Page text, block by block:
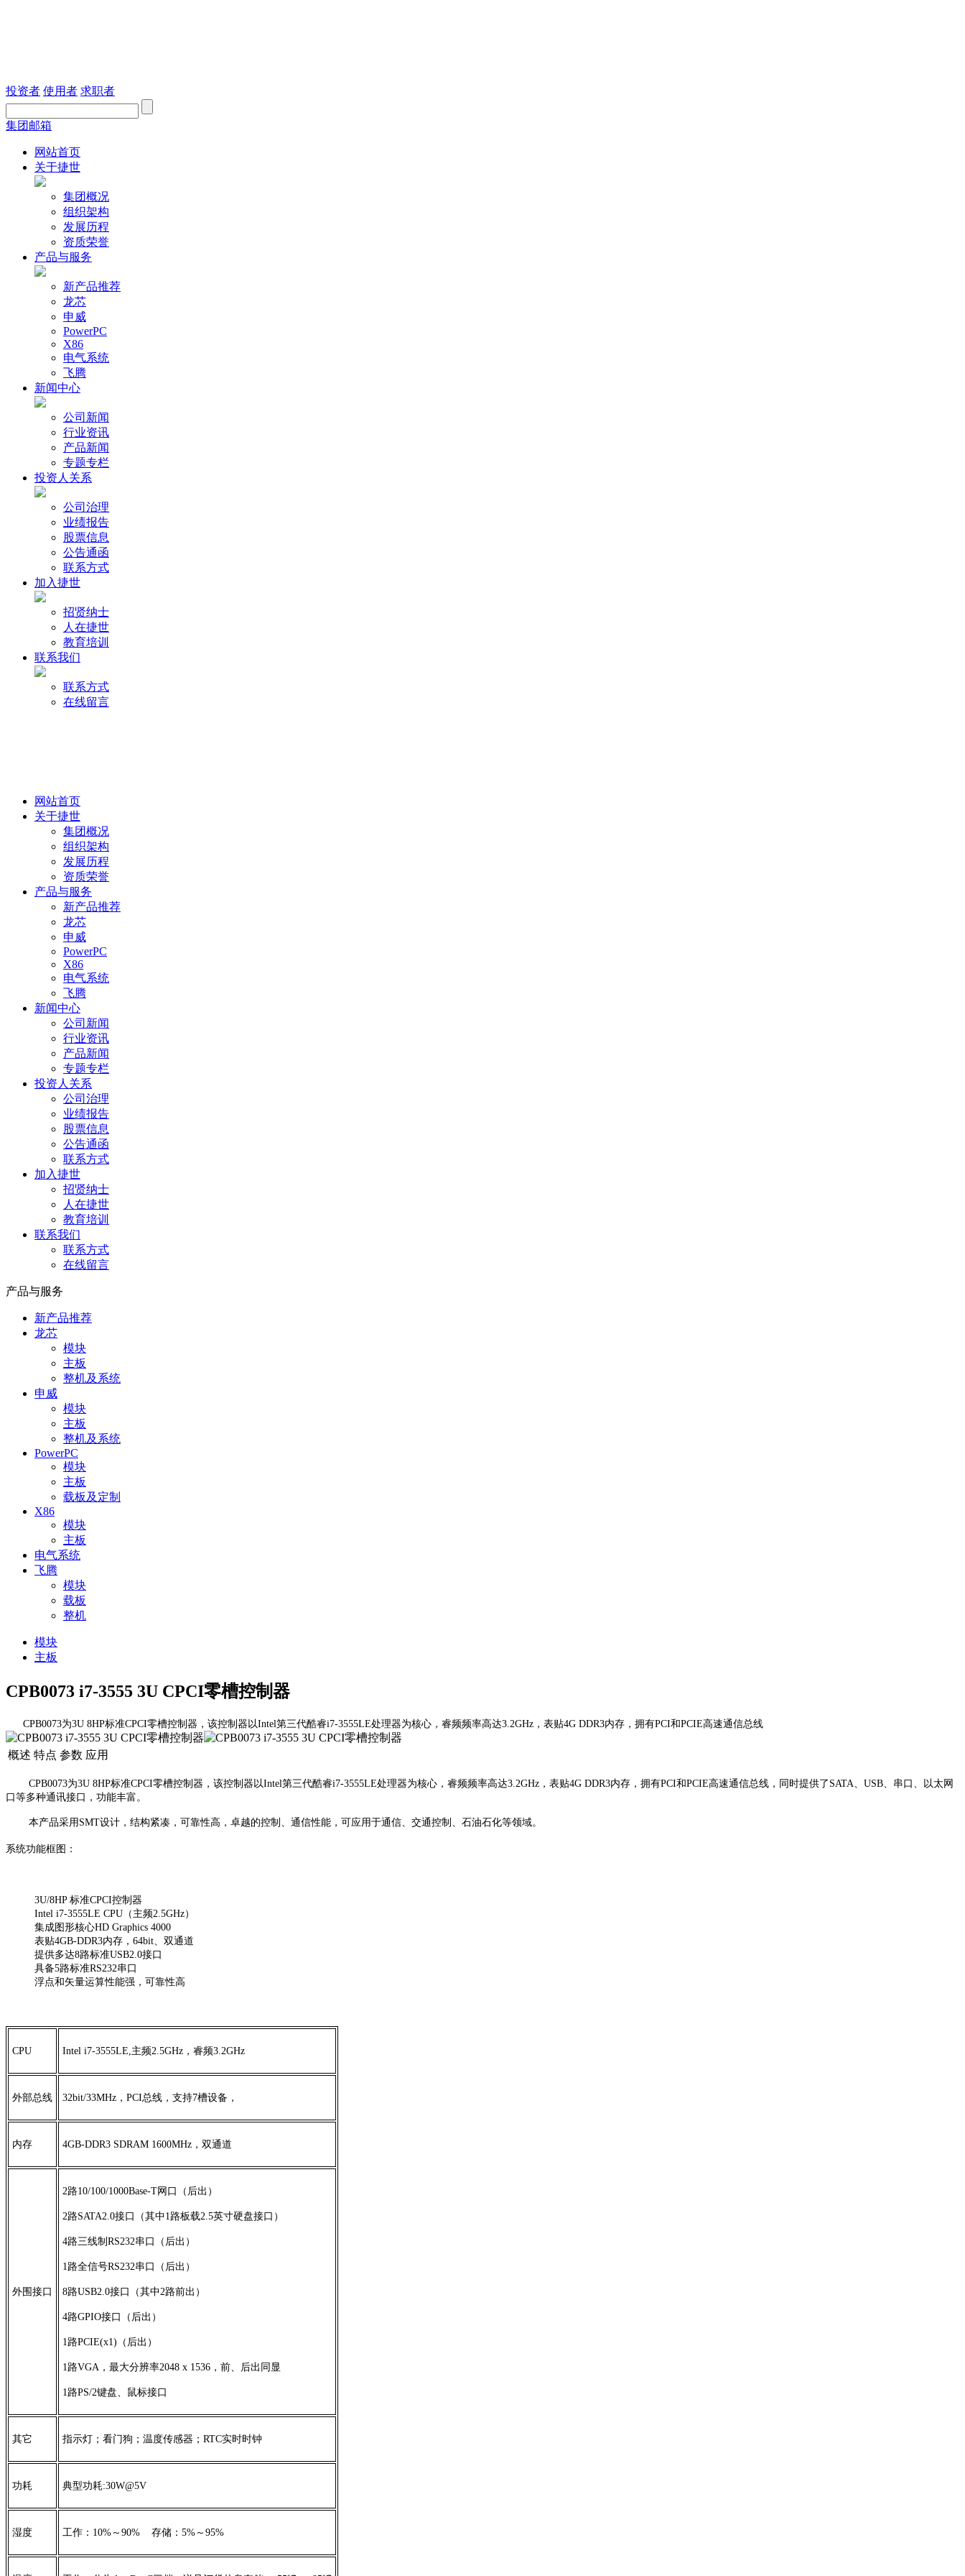
投资者 使用者 求职者
集团邮箱
网站首页
关于捷世
集团概况
组织架构
发展历程
资质荣誉
产品与服务
新产品推荐
龙芯
申威
PowerPC
X86
电气系统
飞腾
新闻中心
公司新闻
行业资讯
产品新闻
专题专栏
投资人关系
公司治理
业绩报告
股票信息
公告通函
联系方式
加入捷世
招贤纳士
人在捷世
教育培训
联系我们
联系方式
在线留言
网站首页
关于捷世
集团概况
组织架构
发展历程
资质荣誉
产品与服务
新产品推荐
龙芯
申威
PowerPC
X86
电气系统
飞腾
新闻中心
公司新闻
行业资讯
产品新闻
专题专栏
投资人关系
公司治理
业绩报告
股票信息
公告通函
联系方式
加入捷世
招贤纳士
人在捷世
教育培训
联系我们
联系方式
在线留言
产品与服务
新产品推荐
龙芯
模块
主板
整机及系统
申威
模块
主板
整机及系统
PowerPC
模块
主板
载板及定制
X86
模块
主板
电气系统
飞腾
模块
载板
整机
模块
主板
CPB0073 i7-3555 3U CPCI零槽控制器
CPB0073为3U 8HP标准CPCI零槽控制器，该控制器以Intel第三代酷睿i7-3555LE处理器为核心，睿频频率高达3.2GHz，表贴4G DDR3内存，拥有PCI和PCIE高速通信总线
概述 特点 参数 应用
CPB0073为3U 8HP标准CPCI零槽控制器，该控制器以Intel第三代酷睿i7-3555LE处理器为核心，睿频频率高达3.2GHz，表贴4G DDR3内存，拥有PCI和PCIE高速通信总线，同时提供了SATA、USB、串口、以太网
口等多种通讯接口，功能丰富。
本产品采用SMT设计，结构紧凑，可靠性高，卓越的控制、通信性能，可应用于通信、交通控制、石油石化等领域。
系统功能框图：
3U/8HP 标准CPCI控制器
Intel i7-3555LE CPU（主频2.5GHz）
集成图形核心HD Graphics 4000
表贴4GB-DDR3内存，64bit、双通道
提供多达8路标准USB2.0接口
具备5路标准RS232串口
浮点和矢量运算性能强，可靠性高
CPU Intel i7-3555LE,主频2.5GHz，睿频3.2GHz
外部总线 32bit/33MHz，PCI总线，支持7槽设备，
内存 4GB-DDR3 SDRAM 1600MHz，双通道
外围接口
2路10/100/1000Base-T网口（后出）
2路SATA2.0接口（其中1路板载2.5英寸硬盘接口）
4路三线制RS232串口（后出）
1路全信号RS232串口（后出）
8路USB2.0接口（其中2路前出）
4路GPIO接口（后出）
1路PCIE(x1)（后出）
1路VGA，最大分辨率2048 x 1536，前、后出同显
1路PS/2键盘、鼠标接口
其它 指示灯；看门狗；温度传感器；RTC实时时钟
功耗 典型功耗:30W@5V
湿度 工作：10%～90% 存储：5%～95%